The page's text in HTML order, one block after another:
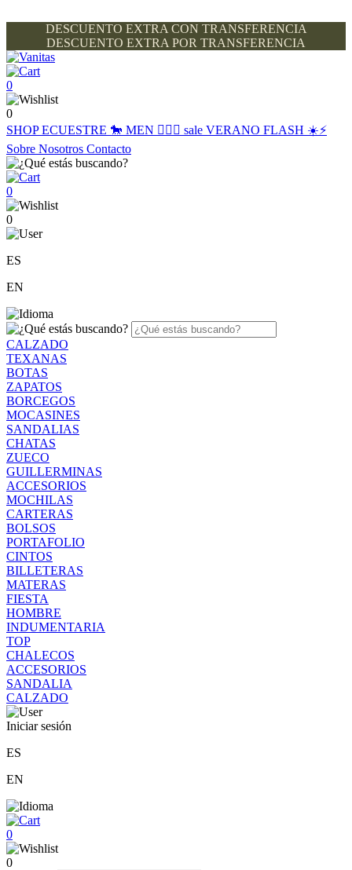
DESCUENTO EXTRA CON TRANSFERENCIA
DESCUENTO EXTRA POR TRANSFERENCIA
0
0
SHOPECUESTRE 🐎 MEN 🙋🏽‍♂️ sale VERANO FLASH ☀️⚡️
Sobre Nosotros Contacto
0
0
ES
EN
CALZADO
TEXANAS
BOTAS
ZAPATOS
BORCEGOS
MOCASINES
SANDALIAS
CHATAS
ZUECO
GUILLERMINAS
ACCESORIOS
MOCHILAS
CARTERAS
BOLSOS
PORTAFOLIO
CINTOS
BILLETERAS
MATERAS
FIESTA
HOMBRE
INDUMENTARIA
TOP
CHALECOS
ACCESORIOS
SANDALIA
CALZADO
Iniciar sesión
ES
EN
0
0